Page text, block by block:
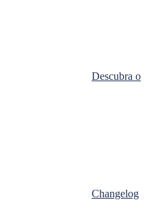
Descubra o
Changelog